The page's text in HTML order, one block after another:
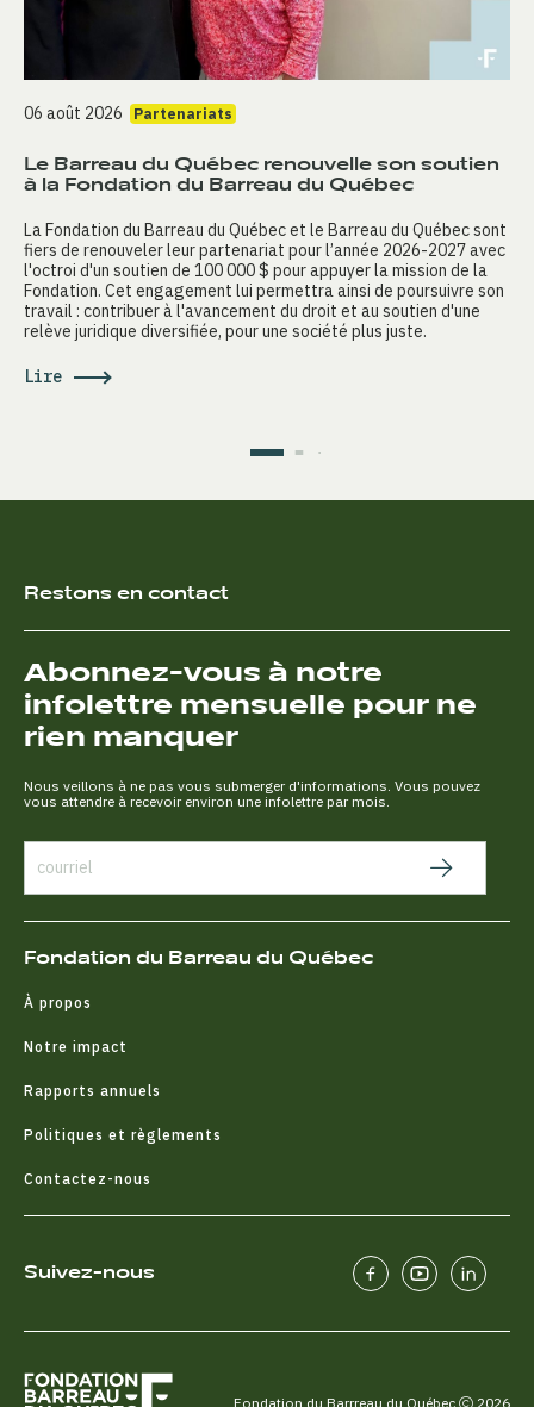
06 août 2026 Partenariats
Le Barreau du Québec renouvelle son soutien
à la Fondation du Barreau du Québec
La Fondation du Barreau du Québec et le Barreau du Québec sont
fiers de renouveler leur partenariat pour l’année 2026-2027 avec
l'octroi d'un soutien de 100 000 $ pour appuyer la mission de la
Fondation. Cet engagement lui permettra ainsi de poursuivre son
travail : contribuer à l'avancement du droit et au soutien d'une
relève juridique diversifiée, pour une société plus juste.
Lire
Restons en contact
Abonnez-vous à notre
infolettre mensuelle pour ne
rien manquer
Nous veillons à ne pas vous submerger d'informations. Vous pouvez
vous attendre à recevoir environ une infolettre par mois.
Fondation du Barreau du Québec
À propos
Notre impact
Rapports annuels
Politiques et règlements
Contactez-nous
Suivez-nous
Fondation du Barrreau du Québec 2026